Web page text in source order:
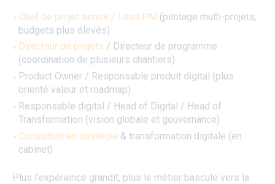
Chef de projet senior / Lead PM (pilotage multi-projets,
budgets plus élevés)
Directeur de projets / Directeur de programme
(coordination de plusieurs chantiers)
Product Owner / Responsable produit digital (plus
orienté valeur et roadmap)
Responsable digital / Head of Digital / Head of
Transformation (vision globale et gouvernance)
Consultant en stratégie & transformation digitale (en
cabinet)
Plus l’expérience grandit, plus le métier bascule vers la